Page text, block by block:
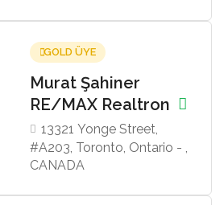
GOLD ÜYE
Murat Şahiner
RE/MAX Realtron
13321 Yonge Street,
#A203, Toronto, Ontario - ,
CANADA